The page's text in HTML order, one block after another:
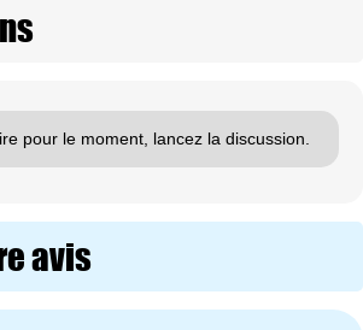
pour le moment, lancez la discussion.
avis